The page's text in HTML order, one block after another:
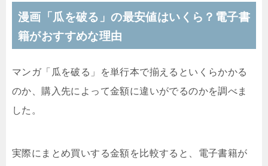
漫画「瓜を破る」の最安値はいくら？電子書
籍がおすすめな理由
マンガ「瓜を破る」を単行本で揃えるといくらかかる
のか、購入先によって金額に違いがでるのかを調べま
した。
実際にまとめ買いする金額を比較すると、電子書籍が